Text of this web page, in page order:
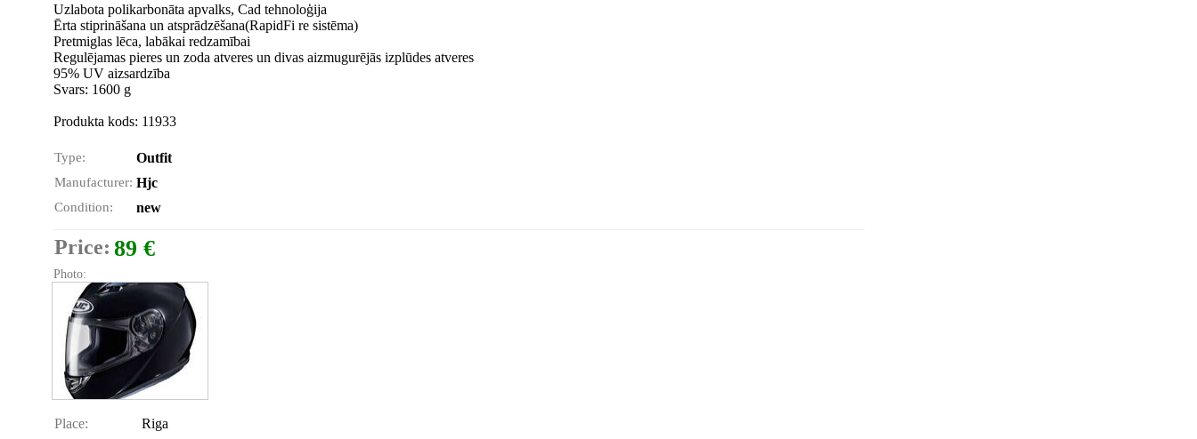
Uzlabota polikarbonāta apvalks, Cad tehnoloģija
Ērta stiprināšana un atsprādzēšana(RapidFi re sistēma)
Pretmiglas lēca, labākai redzamībai
Regulējamas pieres un zoda atveres un divas aizmugurējās izplūdes atveres
95% UV aizsardzība
Svars: 1600 g
Produkta kods: 11933
Type: Outfit
Manufacturer: Hjc
Condition: new
Price: 89 €
Photo:
Place: Riga